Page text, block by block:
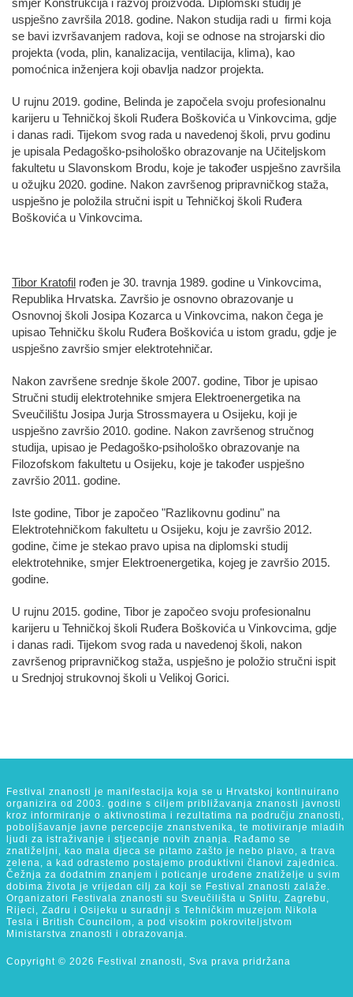
smjer Konstrukcija i razvoj proizvoda. Diplomski studij je
uspješno završila 2018. godine. Nakon studija radi u firmi koja
se bavi izvršavanjem radova, koji se odnose na strojarski dio
projekta (voda, plin, kanalizacija, ventilacija, klima), kao
pomoćnica inženjera koji obavlja nadzor projekta.
U rujnu 2019. godine, Belinda je započela svoju profesionalnu
karijeru u Tehničkoj školi Ruđera Boškovića u Vinkovcima, gdje
i danas radi. Tijekom svog rada u navedenoj školi, prvu godinu
je upisala Pedagoško-psihološko obrazovanje na Učiteljskom
fakultetu u Slavonskom Brodu, koje je također uspješno završila
u ožujku 2020. godine. Nakon završenog pripravničkog staža,
uspješno je položila stručni ispit u Tehničkoj školi Ruđera
Boškovića u Vinkovcima.
Tibor Kratofil rođen je 30. travnja 1989. godine u Vinkovcima,
Republika Hrvatska. Završio je osnovno obrazovanje u
Osnovnoj školi Josipa Kozarca u Vinkovcima, nakon čega je
upisao Tehničku školu Ruđera Boškovića u istom gradu, gdje je
uspješno završio smjer elektrotehničar.
Nakon završene srednje škole 2007. godine, Tibor je upisao
Stručni studij elektrotehnike smjera Elektroenergetika na
Sveučilištu Josipa Jurja Strossmayera u Osijeku, koji je
uspješno završio 2010. godine. Nakon završenog stručnog
studija, upisao je Pedagoško-psihološko obrazovanje na
Filozofskom fakultetu u Osijeku, koje je također uspješno
završio 2011. godine.
Iste godine, Tibor je započeo "Razlikovnu godinu" na
Elektrotehničkom fakultetu u Osijeku, koju je završio 2012.
godine, čime je stekao pravo upisa na diplomski studij
elektrotehnike, smjer Elektroenergetika, kojeg je završio 2015.
godine.
U rujnu 2015. godine, Tibor je započeo svoju profesionalnu
karijeru u Tehničkoj školi Ruđera Boškovića u Vinkovcima, gdje
i danas radi. Tijekom svog rada u navedenoj školi, nakon
završenog pripravničkog staža, uspješno je položio stručni ispit
u Srednjoj strukovnoj školi u Velikoj Gorici.
Festival znanosti je manifestacija koja se u Hrvatskoj kontinuirano
organizira od 2003. godine s ciljem približavanja znanosti javnosti
kroz informiranje o aktivnostima i rezultatima na području znanosti,
poboljšavanje javne percepcije znanstvenika, te motiviranje mladih
ljudi za istraživanje i stjecanje novih znanja. Rađamo se
znatiželjni, kao mala djeca se pitamo zašto je nebo plavo, a trava
zelena, a kad odrastemo postajemo produktivni članovi zajednica.
Čežnja za dodatnim znanjem i poticanje urođene znatiželje u svim
dobima života je vrijedan cilj za koji se Festival znanosti zalaže.
Organizatori Festivala znanosti su Sveučilišta u Splitu, Zagrebu,
Rijeci, Zadru i Osijeku u suradnji s Tehničkim muzejom Nikola
Tesla i British Councilom, a pod visokim pokroviteljstvom
Ministarstva znanosti i obrazovanja.
Copyright © 2026 Festival znanosti, Sva prava pridržana